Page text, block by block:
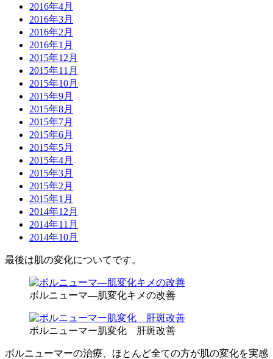
2016年4月
2016年3月
2016年2月
2016年1月
2015年12月
2015年11月
2015年10月
2015年9月
2015年8月
2015年7月
2015年6月
2015年5月
2015年4月
2015年3月
2015年2月
2015年1月
2014年12月
2014年11月
2014年10月
最後は肌の変化についてです。
ボルニューマ―肌変化キメの改善
ボルニューマー肌変化 肝斑改善
ボルニューマーの治療、ほとんど全ての方が肌の変化を実感